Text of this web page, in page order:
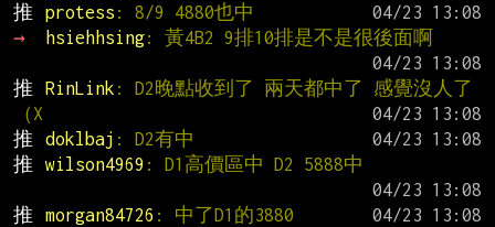
推
protess : 8/9 4880也中
→
hsiehhsing: 黃4B2 9排10排是不是很後面啊
推
RinLink : D2晚點收到了 兩天都中了 感覺沒人了
（X
推
doklbaj : D2有中
推
wilson4969 : D1高價區中 D2 5888中
推
morgan84726 : 中了D1的3880